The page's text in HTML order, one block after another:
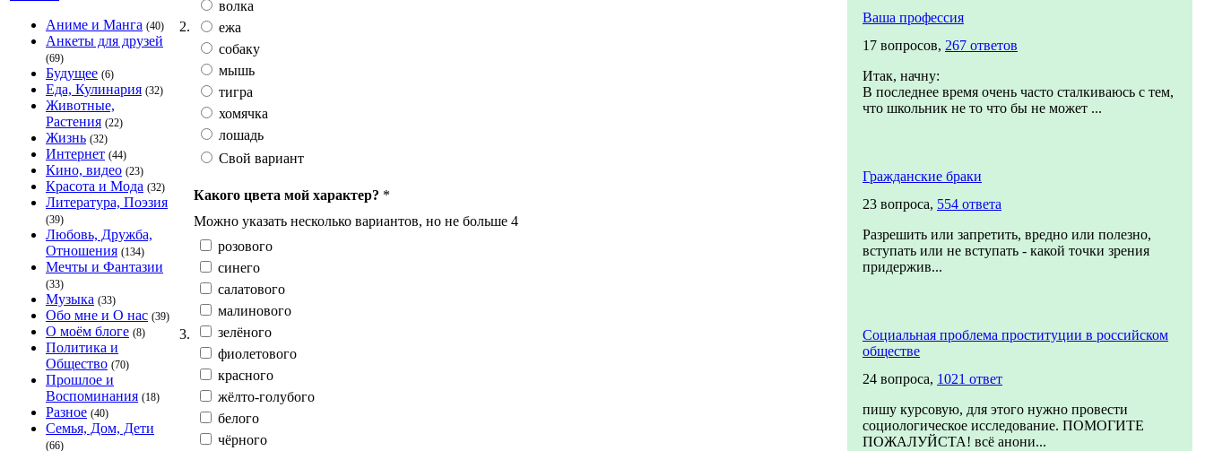
Аниме и Манга (40)
Анкеты для друзей
(69)
Будущее (6)
Еда, Кулинария (32)
Животные,
Растения (22)
Жизнь (32)
Интернет (44)
Кино, видео (23)
Красота и Мода (32)
Литература, Поэзия
(39)
Любовь, Дружба,
Отношения (134)
Мечты и Фантазии
(33)
Музыка (33)
Обо мне и О нас (39)
О моём блоге (8)
Политика и
Общество (70)
Прошлое и
Воспоминания (18)
Разное (40)
Семья, Дом, Дети
(66)
2.
волка
ежа
собаку
мышь
тигра
хомячка
лошадь
Свой вариант
3.
Какого цвета мой характер? *
Можно указать несколько вариантов, но не больше 4
розового
синего
салатового
малинового
зелёного
фиолетового
красного
жёлто-голубого
белого
чёрного
Ваша профессия
17 вопросов, 267 ответов
Итак, начну:
В последнее время очень часто сталкиваюсь с тем,
что школьник не то что бы не может ...
Гражданские браки
23 вопроса, 554 ответа
Разрешить или запретить, вредно или полезно,
вступать или не вступать - какой точки зрения
придержив...
Социальная проблема проституции в российском
обществе
24 вопроса, 1021 ответ
пишу курсовую, для этого нужно провести
социологическое исследование. ПОМОГИТЕ
ПОЖАЛУЙСТА! всё анони...